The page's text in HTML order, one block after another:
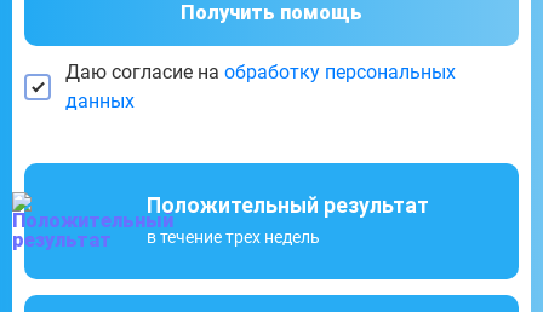
Получить помощь
Даю согласие на обработку персональных
данных
Положительный результат
в течение трех недель